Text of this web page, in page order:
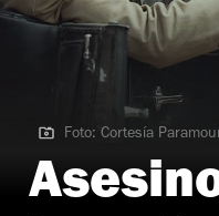
Foto: Cortesía Paramount
Foto: Cortesía